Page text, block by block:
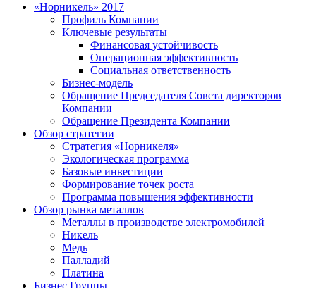
«Норникель» 2017
Профиль Компании
Ключевые результаты
Финансовая устойчивость
Операционная эффективность
Социальная ответственность
Бизнес-модель
Обращение Председателя Совета директоров
Компании
Обращение Президента Компании
Обзор стратегии
Стратегия «Норникеля»
Экологическая программа
Базовые инвестиции
Формирование точек роста
Программа повышения эффективности
Обзор рынка металлов
Металлы в производстве электромобилей
Никель
Медь
Палладий
Платина
Бизнес Группы